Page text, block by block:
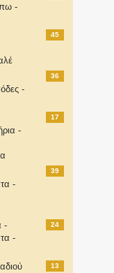
-
45
-
36
-
17
-
39
-
-
24
13